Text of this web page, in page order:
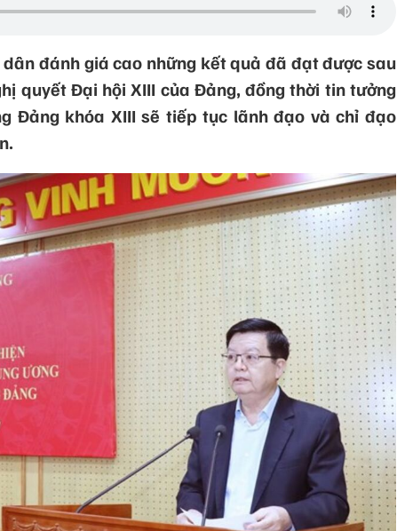
đánh giá cao những kết quả đã đạt được sau
quyết Đại hội XIII của Đảng, đồng thời tin tưởng
Đảng khóa XIII sẽ tiếp tục lãnh đạo và chỉ đạo